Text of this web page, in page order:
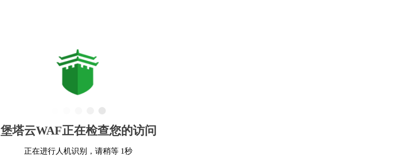
堡塔云WAF正在检查您的访问
正在进行人机识别，请稍等 1秒